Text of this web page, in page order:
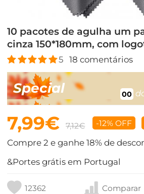
10 pacotes de agulha um
cinza 150*180mm, com
5 18 comentários
Special 00
7,99€ 7,12€ -12% OFF
Compre 2 e ganhe 18% de
&Portes grátis em Portugal
12362 Comparar